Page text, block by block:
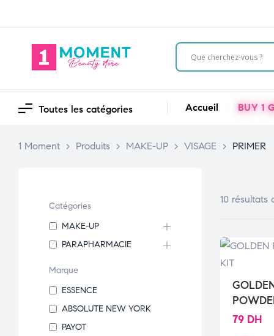
Toutes les catégories Accueil BUY 1
1 Moment > Produits > MAKE-UP > VISAGE > PRIMER
10 résultats
79 DH
Catégories
MAKE-UP
PARAPHARMACIE
Marque
ESSENCE
ABSOLUTE NEW YORK
PAYOT